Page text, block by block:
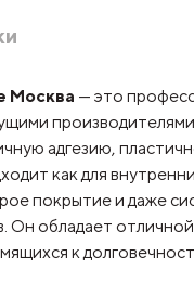
Москва — это
адгезию,
как для
покрытие и даже
обладает
к